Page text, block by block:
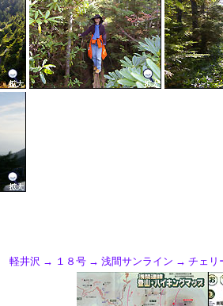
軽井沢 → １８号 → 浅間サンライン → チェリ